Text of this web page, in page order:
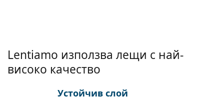
Lentiamo използва лещи с най-
високо качество
Устойчив слой